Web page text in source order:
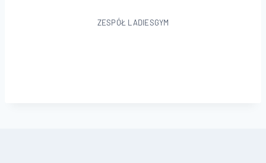
ZESPÓŁ LADIESGYM